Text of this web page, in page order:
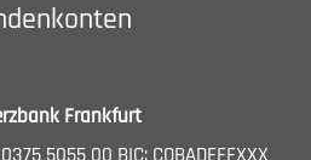
Frankfurt